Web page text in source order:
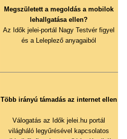
Megszületett a megoldás a mobilok
lehallgatása ellen?
Az Idők jelei-portál Nagy Testvér figyel
és a Leleplező anyagaiból
Több irányú támadás az internet ellen
Válogatás az Idők jelei.hu portál
világháló legyűrésével kapcsolatos